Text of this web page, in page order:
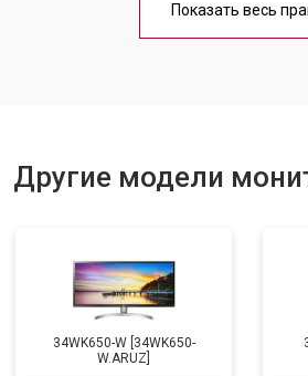
Показать весь
Другие модели
34WK650-W [34WK650-
W.ARUZ]